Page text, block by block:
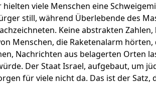
hielten viele Menschen eine
still, während Überlebende des
Keine abstrakten
Menschen, die Raketenalarm
Nachrichten aus belagerten Orten
Der Staat Israel, aufgebaut, um
für viele nicht da. Das ist der